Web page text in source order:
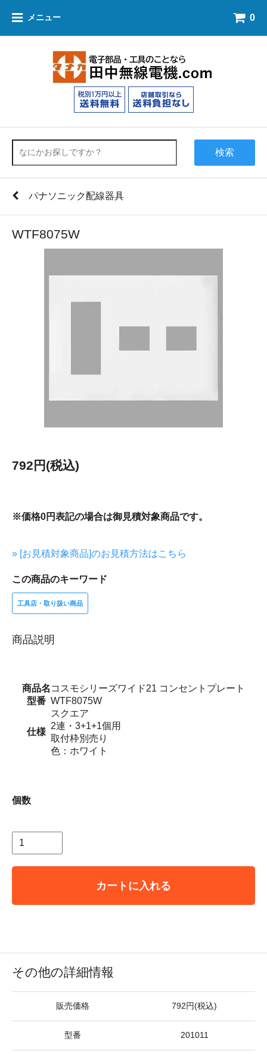
メニュー 0
検索
パナソニック配線器具
WTF8075W
792円(税込)
※価格0円表記の場合は御見積対象商品です。
» [お見積対象商品]のお見積方法はこちら
この商品のキーワード
工具店・取り扱い商品
商品説明
商品名 コスモシリーズワイド21 コンセントプレート
型番 WTF8075W
仕様
スクエア
2連・3+1+1個用
取付枠別売り
色：ホワイト
個数
カートに入れる
その他の詳細情報
販売価格 792円(税込)
型番 201011